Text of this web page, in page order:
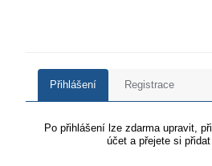
Přihlášení Registrace
Po přihlášení lze zdarma upravit,
účet a přejete si